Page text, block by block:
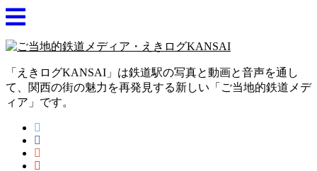
「えきログKANSAI」は鉄道駅の写真と動画と音声を通し
て、関西の街の魅力を再発見する新しい「ご当地的鉄道メデ
ィア」です。